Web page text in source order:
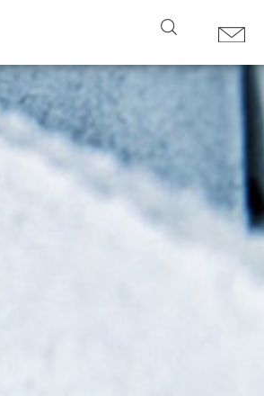
Search